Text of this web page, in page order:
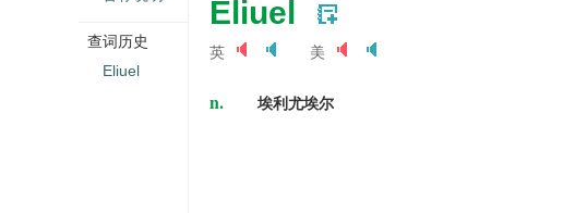
Eliuel
英 美
n. 埃利尤埃尔
查词历史
Eliuel